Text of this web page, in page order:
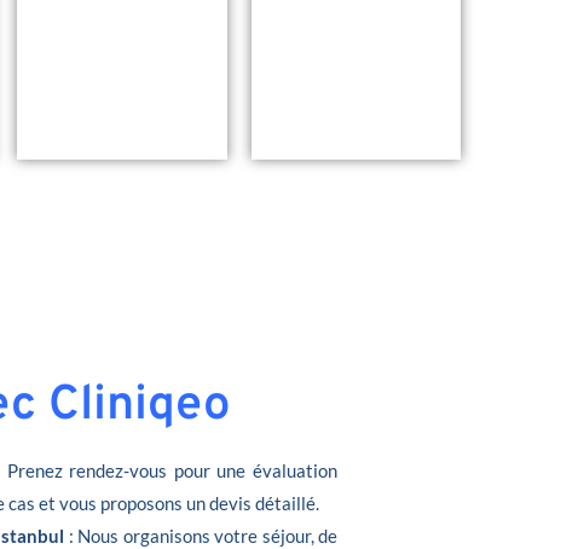
Cliniqeo
Prenez rendez-vous pour une évaluation
et vous proposons un devis détaillé.
: Nous organisons votre séjour, de